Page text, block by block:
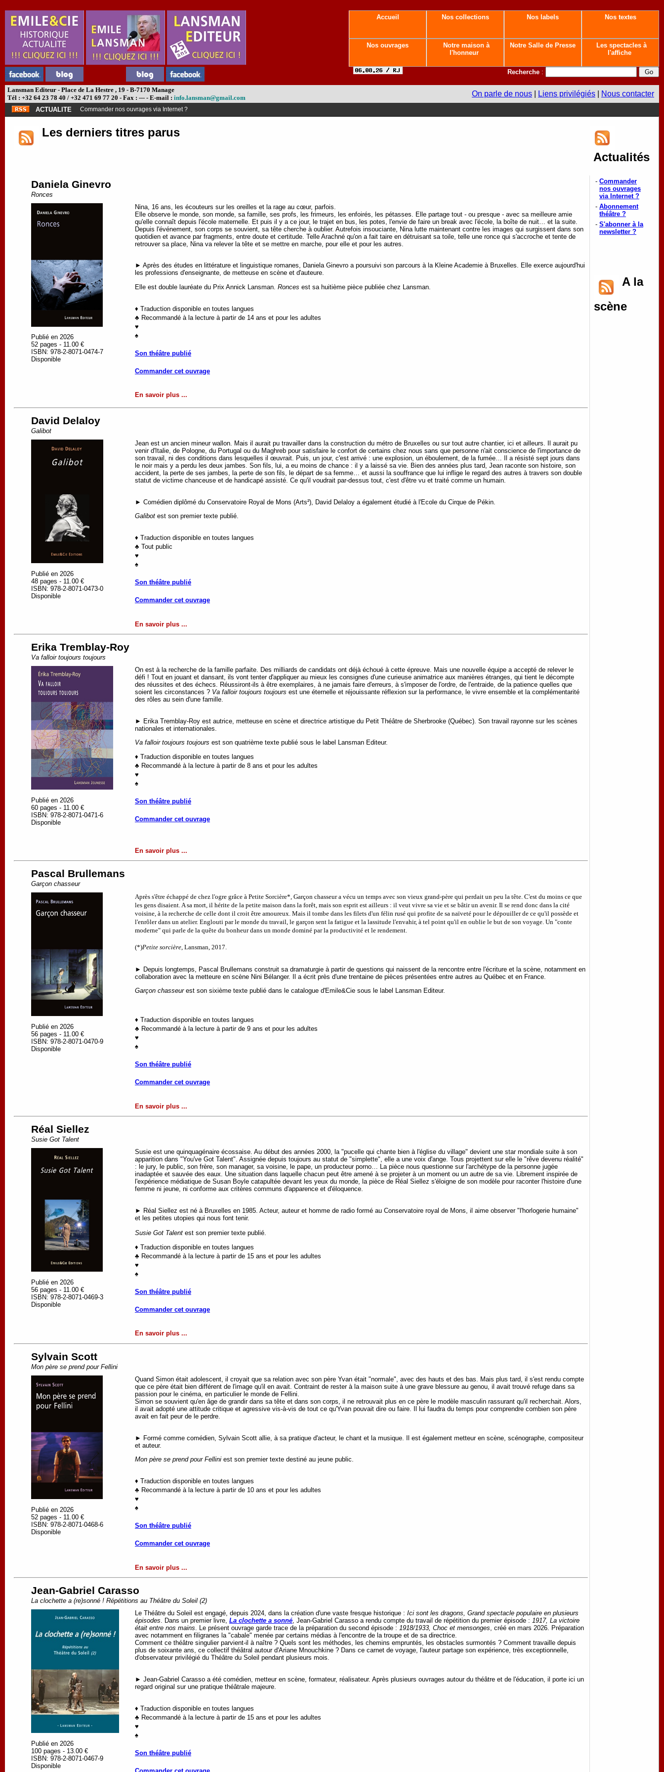
Accueil Nos collections Nos labels Nos textes
Nos ouvrages
Notre maison à
l'honneur
Notre Salle de Presse
Les spectacles à
l'affiche
Recherche :
Lansman Editeur - Place de La Hestre , 19 - B-7170 Manage
Tél : +32 64 23 78 40 / +32 471 69 77 20 - Fax : --- - E-mail : info.lansman@gmail.com On parle de nous Liens privilégiés Nous contacter
ACTUALITE Abonnement théâtre ?
Les derniers titres parus
Actualités
Daniela Ginevro
Ronces
Publié en 2026
52 pages - 11.00 €
ISBN: 978-2-8071-0474-7
Disponible
Nina, 16 ans, les écouteurs sur les oreilles et la rage au cœur, parfois.
Elle observe le monde, son monde, sa famille, ses profs, les frimeurs, les enfoirés, les pétasses. Elle partage tout - ou presque - avec sa meilleure amie
qu'elle connaît depuis l'école maternelle. Et puis il y a ce jour, le trajet en bus, les potes, l'envie de faire un break avec l'école, la boîte de nuit… et la suite.
Depuis l'événement, son corps se souvient, sa tête cherche à oublier. Autrefois insouciante, Nina lutte maintenant contre les images qui surgissent dans son
quotidien et avance par fragments, entre doute et certitude. Telle Arachné qu'on a fait taire en détruisant sa toile, telle une ronce qui s'accroche et tente de
retrouver sa place, Nina va relever la tête et se mettre en marche, pour elle et pour les autres.
► Après des études en littérature et linguistique romanes, Daniela Ginevro a poursuivi son parcours à la Kleine Academie à Bruxelles. Elle exerce aujourd'hui
les professions d'enseignante, de metteuse en scène et d'auteure.
Elle est double lauréate du Prix Annick Lansman. Ronces est sa huitième pièce publiée chez Lansman.
♦ Traduction disponible en toutes langues
♣ Recommandé à la lecture à partir de 14 ans et pour les adultes
♥
♠
Son théâtre publié
Commander cet ouvrage
En savoir plus ...
David Delaloy
Galibot
Publié en 2026
48 pages - 11.00 €
ISBN: 978-2-8071-0473-0
Disponible
Jean est un ancien mineur wallon. Mais il aurait pu travailler dans la construction du métro de Bruxelles ou sur tout autre chantier, ici et ailleurs. Il aurait pu
venir d'Italie, de Pologne, du Portugal ou du Maghreb pour satisfaire le confort de certains chez nous sans que personne n'ait conscience de l'importance de
son travail, ni des conditions dans lesquelles il œuvrait. Puis, un jour, c'est arrivé : une explosion, un éboulement, de la fumée… Il a résisté sept jours dans
le noir mais y a perdu les deux jambes. Son fils, lui, a eu moins de chance : il y a laissé sa vie. Bien des années plus tard, Jean raconte son histoire, son
accident, la perte de ses jambes, la perte de son fils, le départ de sa femme… et aussi la souffrance que lui inflige le regard des autres à travers son double
statut de victime chanceuse et de handicapé assisté. Ce qu'il voudrait par-dessus tout, c'est d'être vu et traité comme un humain.
► Comédien diplômé du Conservatoire Royal de Mons (Arts²), David Delaloy a également étudié à l'Ecole du Cirque de Pékin.
Galibot est son premier texte publié.
♦ Traduction disponible en toutes langues
♣ Tout public
♥
♠
Son théâtre publié
Commander cet ouvrage
En savoir plus ...
Erika Tremblay-Roy
Va falloir toujours toujours
Publié en 2026
60 pages - 11.00 €
ISBN: 978-2-8071-0471-6
Disponible
On est à la recherche de la famille parfaite. Des milliards de candidats ont déjà échoué à cette épreuve. Mais une nouvelle équipe a accepté de relever le
défi ! Tout en jouant et dansant, ils vont tenter d'appliquer au mieux les consignes d'une curieuse animatrice aux manières étranges, qui tient le décompte
des réussites et des échecs. Réussiront-ils à être exemplaires, à ne jamais faire d'erreurs, à s'imposer de l'ordre, de l'entraide, de la patience quelles que
soient les circonstances ? Va falloir toujours toujours est une éternelle et réjouissante réflexion sur la performance, le vivre ensemble et la complémentarité
des rôles au sein d'une famille.
► Erika Tremblay-Roy est autrice, metteuse en scène et directrice artistique du Petit Théâtre de Sherbrooke (Québec). Son travail rayonne sur les scènes
nationales et internationales.
Va falloir toujours toujours est son quatrième texte publié sous le label Lansman Editeur.
♦ Traduction disponible en toutes langues
♣ Recommandé à la lecture à partir de 8 ans et pour les adultes
♥
♠
Son théâtre publié
Commander cet ouvrage
En savoir plus ...
Pascal Brullemans
Garçon chasseur
Publié en 2026
56 pages - 11.00 €
ISBN: 978-2-8071-0470-9
Disponible
Après s'être échappé de chez l'ogre grâce à Petite Sorcière*, Garçon chasseur a vécu un temps avec son vieux grand-père qui perdait un peu la tête. C'est du moins ce que
les gens disaient. A sa mort, il hérite de la petite maison dans la forêt, mais son esprit est ailleurs : il veut vivre sa vie et se bâtir un avenir. Il se rend donc dans la cité
voisine, à la recherche de celle dont il croit être amoureux. Mais il tombe dans les filets d'un félin rusé qui profite de sa naïveté pour le dépouiller de ce qu'il possède et
l'enrôler dans un atelier. Englouti par le monde du travail, le garçon sent la fatigue et la lassitude l'envahir, à tel point qu'il en oublie le but de son voyage. Un "conte
moderne" qui parle de la quête du bonheur dans un monde dominé par la productivité et le rendement.
(*)Petite sorcière, Lansman, 2017.
► Depuis longtemps, Pascal Brullemans construit sa dramaturgie à partir de questions qui naissent de la rencontre entre l'écriture et la scène, notamment en
collaboration avec la metteure en scène Nini Bélanger. Il a écrit près d'une trentaine de pièces présentées entre autres au Québec et en France.
Garçon chasseurest son sixième texte publié dans le catalogue d'Emile&Cie sous le label Lansman Editeur.
♦ Traduction disponible en toutes langues
♣ Recommandé à la lecture à partir de 9 ans et pour les adultes
♥
♠
Son théâtre publié
Commander cet ouvrage
En savoir plus ...
Réal Siellez
Susie Got Talent
Publié en 2026
56 pages - 11.00 €
ISBN: 978-2-8071-0469-3
Disponible
Susie est une quinquagénaire écossaise. Au début des années 2000, la "pucelle qui chante bien à l'église du village" devient une star mondiale suite à son
apparition dans "You've Got Talent". Assignée depuis toujours au statut de "simplette", elle a une voix d'ange. Tous projettent sur elle le "rêve devenu réalité"
: le jury, le public, son frère, son manager, sa voisine, le pape, un producteur porno… La pièce nous questionne sur l'archétype de la personne jugée
inadaptée et sauvée des eaux. Une situation dans laquelle chacun peut être amené à se projeter à un moment ou un autre de sa vie. Librement inspirée de
l'expérience médiatique de Susan Boyle catapultée devant les yeux du monde, la pièce de Réal Siellez s'éloigne de son modèle pour raconter l'histoire d'une
femme ni jeune, ni conforme aux critères communs d'apparence et d'éloquence.
► Réal Siellez est né à Bruxelles en 1985. Acteur, auteur et homme de radio formé au Conservatoire royal de Mons, il aime observer "l'horlogerie humaine"
et les petites utopies qui nous font tenir.
Susie Got Talent est son premier texte publié.
♦ Traduction disponible en toutes langues
♣ Recommandé à la lecture à partir de 15 ans et pour les adultes
♥
♠
Son théâtre publié
Commander cet ouvrage
En savoir plus ...
Sylvain Scott
Mon père se prend pour Fellini
Publié en 2026
52 pages - 11.00 €
ISBN: 978-2-8071-0468-6
Disponible
Quand Simon était adolescent, il croyait que sa relation avec son père Yvan était "normale", avec des hauts et des bas. Mais plus tard, il s'est rendu compte
que ce père était bien différent de l'image qu'il en avait. Contraint de rester à la maison suite à une grave blessure au genou, il avait trouvé refuge dans sa
passion pour le cinéma, en particulier le monde de Fellini.
Simon se souvient qu'en âge de grandir dans sa tête et dans son corps, il ne retrouvait plus en ce père le modèle masculin rassurant qu'il recherchait. Alors,
il avait adopté une attitude critique et agressive vis-à-vis de tout ce qu'Yvan pouvait dire ou faire. Il lui faudra du temps pour comprendre combien son père
avait en fait peur de le perdre.
► Formé comme comédien, Sylvain Scott allie, à sa pratique d'acteur, le chant et la musique. Il est également metteur en scène, scénographe, compositeur
et auteur.
Mon père se prend pour Fellini est son premier texte destiné au jeune public.
♦ Traduction disponible en toutes langues
♣ Recommandé à la lecture à partir de 10 ans et pour les adultes
♥
♠
Son théâtre publié
Commander cet ouvrage
En savoir plus ...
Jean-Gabriel Carasso
La clochette a (re)sonné ! Répétitions au Théâtre du Soleil (2)
Publié en 2026
100 pages - 13.00 €
ISBN: 978-2-8071-0467-9
Disponible
Le Théâtre du Soleil est engagé, depuis 2024, dans la création d'une vaste fresque historique : Ici sont les dragons, Grand spectacle populaire en plusieurs
épisodes. Dans un premier livre, La clochette a sonné, Jean-Gabriel Carasso a rendu compte du travail de répétition du premier épisode : 1917, La victoire
était entre nos mains. Le présent ouvrage garde trace de la préparation du second épisode : 1918/1933, Choc et mensonges, créé en mars 2026. Préparation
avec notamment en filigranes la "cabale" menée par certains médias à l'encontre de la troupe et de sa directrice.
Comment ce théâtre singulier parvient-il à naître ? Quels sont les méthodes, les chemins empruntés, les obstacles surmontés ? Comment travaille depuis
plus de soixante ans, ce collectif théâtral autour d'Ariane Mnouchkine ? Dans ce carnet de voyage, l'auteur partage son expérience, très exceptionnelle,
d'observateur privilégié du Théâtre du Soleil pendant plusieurs mois.
► Jean-Gabriel Carasso a été comédien, metteur en scène, formateur, réalisateur. Après plusieurs ouvrages autour du théâtre et de l'éducation, il porte ici un
regard original sur une pratique théâtrale majeure.
♦ Traduction disponible en toutes langues
♣ Recommandé à la lecture à partir de 15 ans et pour les adultes
♥
♠
Son théâtre publié
- Commander
nos ouvrages
via Internet ?
- Abonnement
théâtre ?
- S'abonner à la
newsletter ?
A la
scène